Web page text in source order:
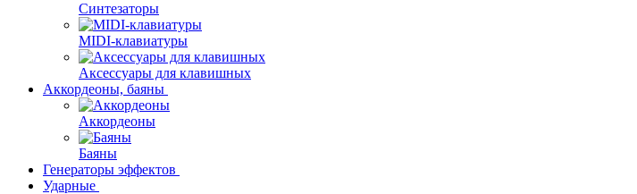
Синтезаторы
MIDI-клавиатуры
Аксессуары для клавишных
Аккордеоны, баяны
Аккордеоны
Баяны
Генераторы эффектов
Ударные